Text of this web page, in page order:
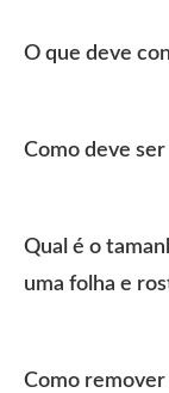
O que deve
Como deve
Qual é o
uma folha e
Como remover